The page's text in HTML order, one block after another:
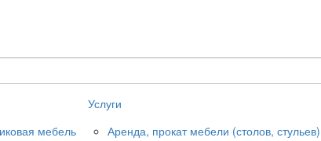
мебель
Услуги
Аренда, прокат мебели (столов, стульев)